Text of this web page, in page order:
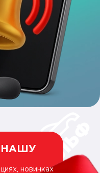
НАШУ
новинках